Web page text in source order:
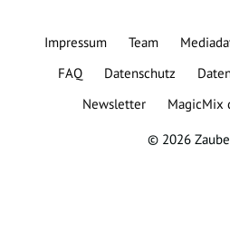
Impressum Team
FAQ
Datenschutz
Newsletter
MagicMix
© 2026